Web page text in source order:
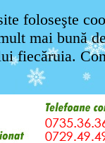
foloseşte
mai bună
fiecăruia.